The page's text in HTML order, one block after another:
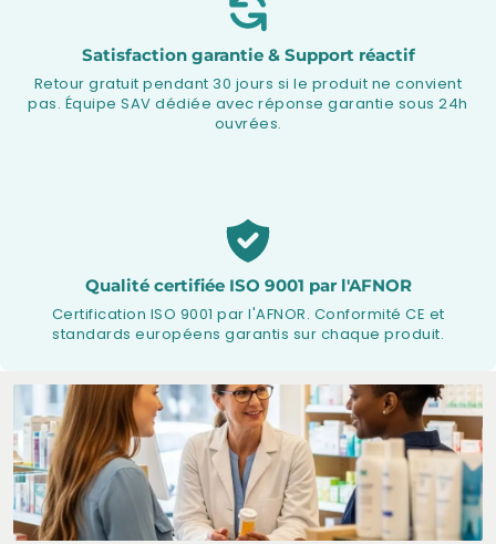
Satisfaction garantie & Support réactif
Retour gratuit pendant 30 jours si le produit ne convient
pas. Équipe SAV dédiée avec réponse garantie sous 24h
ouvrées.
Qualité certifiée ISO 9001 par l'AFNOR
Certification ISO 9001 par l'AFNOR. Conformité CE et
standards européens garantis sur chaque produit.